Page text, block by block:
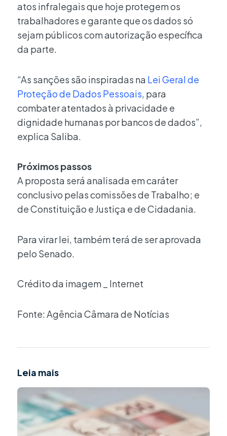
atos infralegais que hoje protegem os
trabalhadores e garante que os dados só
sejam públicos com autorização específica
da parte.
“As sanções são inspiradas na Lei Geral de
Proteção de Dados Pessoais , para
combater atentados à privacidade e
dignidade humanas por bancos de dados”,
explica Saliba.
Próximos passos
A proposta será analisada em caráter
conclusivo pelas comissões de Trabalho; e
de Constituição e Justiça e de Cidadania.
Para virar lei, também terá de ser aprovada
pelo Senado.
Crédito da imagem _ Internet
Fonte: Agência Câmara de Notícias
Leia mais